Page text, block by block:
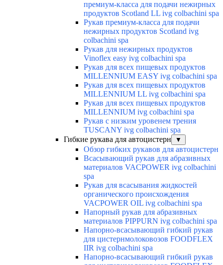
премиум-класса для подачи нежирных
продуктов Scotland LL ivg colbachini spa
Рукав премиум-класса для подачи
нежирных продуктов Scotland ivg
colbachini spa
Рукав для нежирных продуктов
Vinoflex easy ivg colbachini spa
Рукав для всех пищевых продуктов
MILLENNIUM EASY ivg colbachini spa
Рукав для всех пищевых продуктов
MILLENNIUM LL ivg colbachini spa
Рукав для всех пищевых продуктов
MILLENNIUM ivg colbachini spa
Рукав с низким уровенем трения
TUSCANY ivg colbachini spa
Гибкие рукава для автоцистерн
▼
Обзор гибких рукавов для автоцистерн
Всасывающий рукав для абразивных
материалов VACPOWER ivg colbachini
spa
Рукав для всасывания жидкостей
органического происхождения
VACPOWER OIL ivg colbachini spa
Напорный рукав для абразивных
материалов PIPPURN ivg colbachini spa
Напорно-всасывающий гибкий рукав
для цистернмолоковозов FOODFLEX
IIR ivg colbachini spa
Напорно-всасывающий гибкий рукав